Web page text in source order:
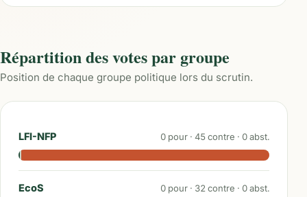
Répartition des votes par groupe
Position de chaque groupe politique lors du scrutin.
LFI-NFP 0 pour · 45contre · 0abst.
EcoS 0 pour · 32 contre · 0abst.